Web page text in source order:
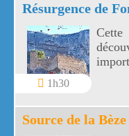
Résurgence de
1h30
jaillit
haut.
Source de la Bèze